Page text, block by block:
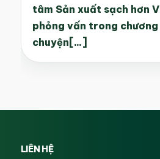
tâm Sản xuất sạch hơn
phỏng vấn trong
chuyện[...]
LIÊN HỆ